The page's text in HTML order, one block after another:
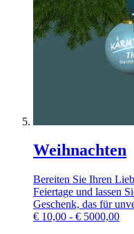
Weihnachten
Bereiten Sie Ihren
Feiertage und lassen
Geschenk, das für
€ 10,00 - € 5000,00